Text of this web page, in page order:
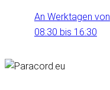
An Werktagen von
08:30 bis 16:30